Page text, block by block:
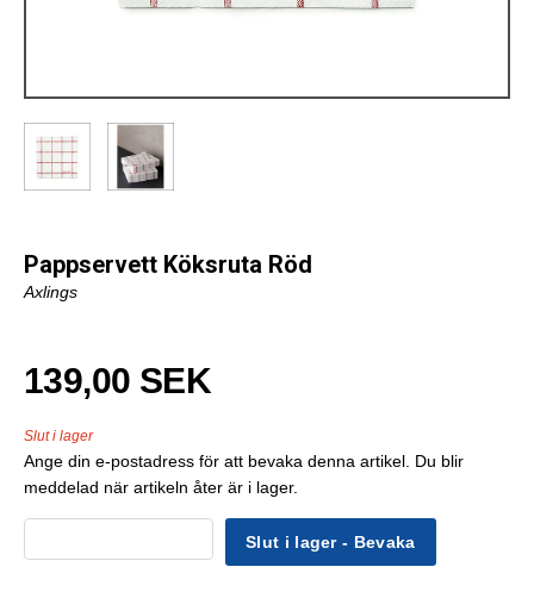
Pappservett Köksruta Röd
Axlings
139,00 SEK
Slut i lager
Ange din e-postadress för att bevaka denna artikel. Du blir
meddelad när artikeln åter är i lager.
Slut i lager - Bevaka